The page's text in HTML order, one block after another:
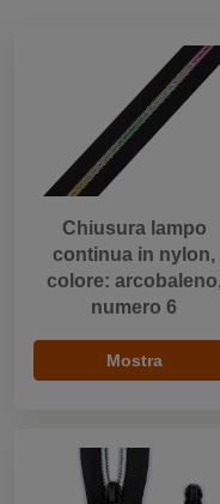
Chiusura lampo
continua in nylon,
colore:
numero 6
Mostra